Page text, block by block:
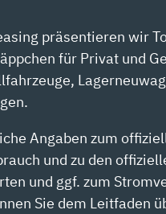
präsentieren wir
für Privat und
Angaben zum
und zu den
und ggf. zum
Sie dem Leitfaden